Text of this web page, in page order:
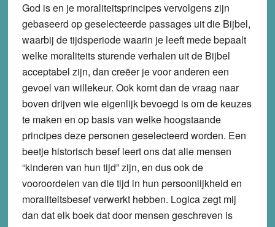
God is en je moraliteitsprincipes vervolgens zijn
gebaseerd op geselecteerde passages uit die Bijbel,
waarbij de tijdsperiode waarin je leeft mede bepaalt
welke moraliteits sturende verhalen uit de Bijbel
acceptabel zijn, dan creëer je voor anderen een
gevoel van willekeur. Ook komt dan de vraag naar
boven drijven wie eigenlijk bevoegd is om de keuzes
te maken en op basis van welke hoogstaande
principes deze personen geselecteerd worden. Een
beetje historisch besef leert ons dat alle mensen
“kinderen van hun tijd” zijn, en dus ook de
vooroordelen van die tijd in hun persoonlijkheid en
moraliteitsbesef verwerkt hebben. Logica zegt mij
dan dat elk boek dat door mensen geschreven is